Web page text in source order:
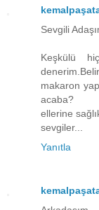
Sevgili
Keşkülü
makaron
acaba?
ellerine
sevgiler...
Yanıtla